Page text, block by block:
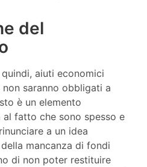
del
aiuti economici
saranno obbligati a
è un elemento
fatto che sono spesso e
a un idea
mancanza di fondi
di non poter restituire